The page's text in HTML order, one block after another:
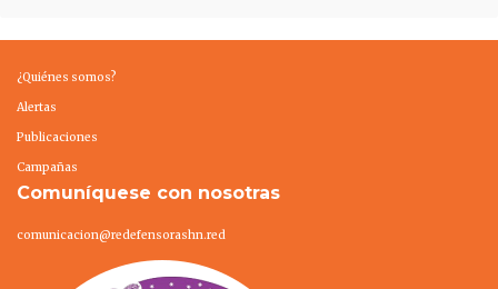
¿Quiénes somos?
Alertas
Publicaciones
Campañas
Comuníquese con nosotras
comunicacion@redefensorashn.red